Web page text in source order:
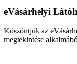
eVásárhelyi
Köszöntjük az
megtekintése